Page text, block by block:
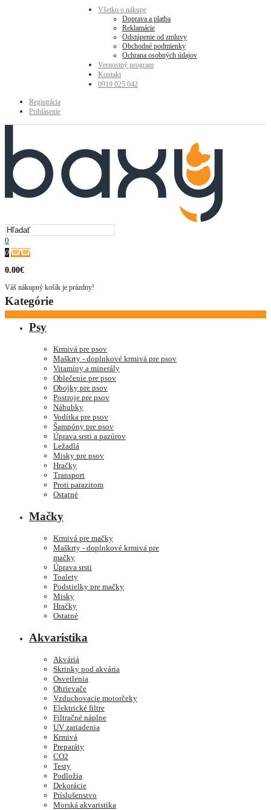
Všetko o nákupe
Doprava a platba
Reklamácie
Odstúpenie od zmluvy
Obchodné podmienky
Ochrana osobných údajov
Vernostný program
Kontakt
0919 025 042
Registrácia
Prihlásenie
0
0
0.00€
Váš nákupný košík je prázdny!
Kategórie
Psy
Krmivá pre psov
Maškrty - doplnkové krmivá pre psov
Vitamíny a minerály
Oblečenie pre psov
Obojky pre psov
Postroje pre psov
Náhubky
Vodítka pre psov
Šampóny pre psov
Úprava srsti a pazúrov
Ležadlá
Misky pre psov
Hračky
Transport
Proti parazitom
Ostatné
Mačky
Krmivá pre mačky
Maškrty - doplnkové krmivá pre
mačky
Úprava srsti
Toalety
Podstielky pre mačky
Misky
Hračky
Ostatné
Akvaristika
Akváriá
Skrinky pod akvária
Osvetlenia
Ohrievače
Vzduchovacie motorčeky
Elektrické filtre
Filtračné náplne
UV zariadenia
Krmivá
Preparáty
CO2
Testy
Podložia
Dekorácie
Príslušenstvo
Morská akvaristika